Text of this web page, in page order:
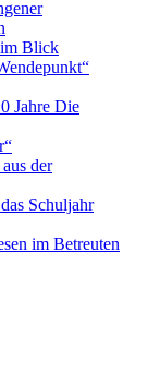
im Blick
Jahre Die
der
Schuljahr
im Betreuten